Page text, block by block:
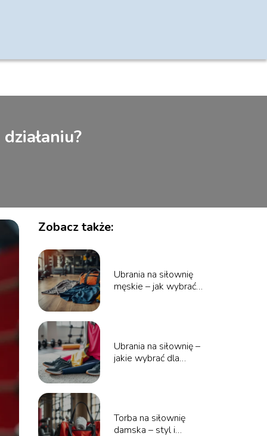
Zobacz także:
Ubrania na siłownię
męskie – jak wybrać
Ubrania na siłownię –
jakie wybrać dla
Torba na siłownię
damska – styl i